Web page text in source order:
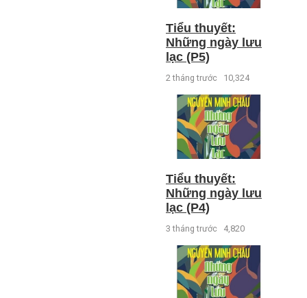
Tiểu thuyết:
Những ngày lưu
lạc (P5)
2 tháng trước 10,324
Tiểu thuyết:
Những ngày lưu
lạc (P4)
3 tháng trước 4,820